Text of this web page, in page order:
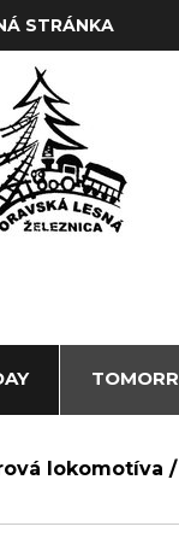
STRÁNKA
lokomotíva